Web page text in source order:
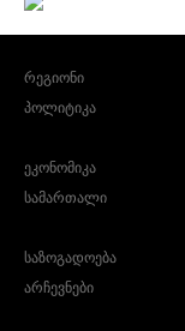
რეგიონი
პოლიტიკა
ეკონომიკა
სამართალი
საზოგადოება
არჩევნები